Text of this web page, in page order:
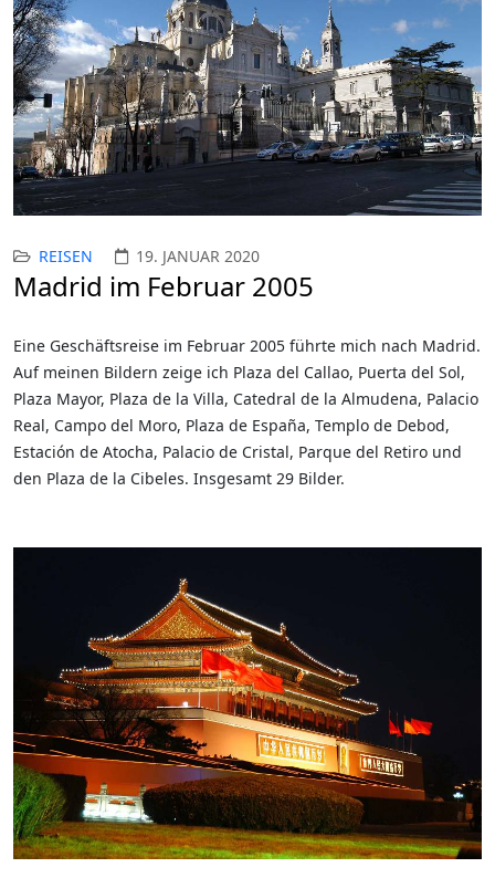
REISEN 19. JANUAR 2020
Madrid im Februar 2005
Eine Geschäftsreise im Februar 2005 führte mich nach Madrid.
Auf meinen Bildern zeige ich Plaza del Callao, Puerta del Sol,
Plaza Mayor, Plaza de la Villa, Catedral de la Almudena, Palacio
Real, Campo del Moro, Plaza de España, Templo de Debod,
Estación de Atocha, Palacio de Cristal, Parque del Retiro und
den Plaza de la Cibeles. Insgesamt 29 Bilder.